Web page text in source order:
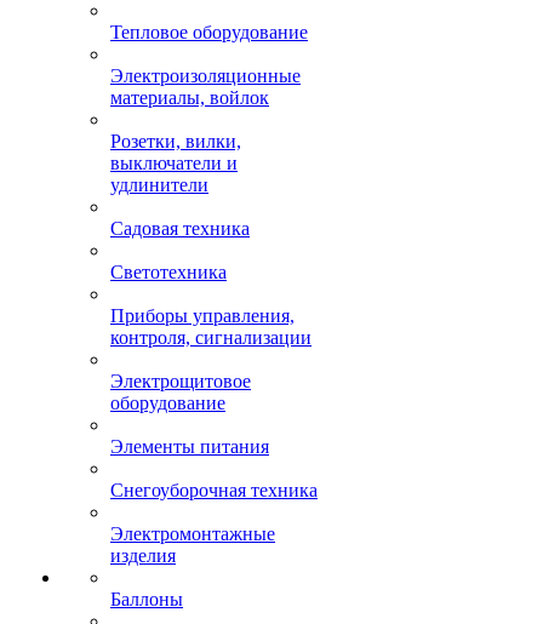
Тепловое оборудование
Электроизоляционные
материалы, войлок
Розетки, вилки,
выключатели и
удлинители
Садовая техника
Светотехника
Приборы управления,
контроля, сигнализации
Электрощитовое
оборудование
Элементы питания
Снегоуборочная техника
Электромонтажные
изделия
Баллоны